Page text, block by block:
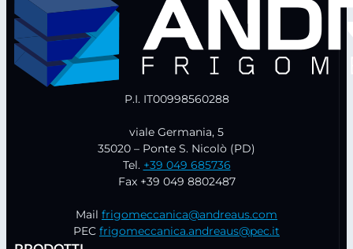
P.I. IT00998560288
viale Germania, 5
35020 – Ponte S. Nicolò (PD)
Tel. +39 049 685736
Fax +39 049 8802487
Mail frigomeccanica@andreaus.com
PEC frigomeccanica.andreaus@pec.it